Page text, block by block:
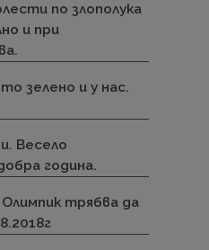
по злополука
и при
зелено и у нас.
Весело
година.
трябва да